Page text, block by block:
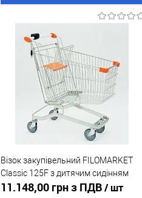
Купити в 1 клік
порівняння
У обране
В наявності
Червоний
Візок закупівельний FILOMARKET
Classic 125F з дитячим сидінням
11.148,00 грн з ПДВ/ шт